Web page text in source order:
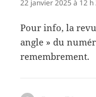
22 janvier 2025 à 12 h
Pour info, la
angle » du
remembrement.